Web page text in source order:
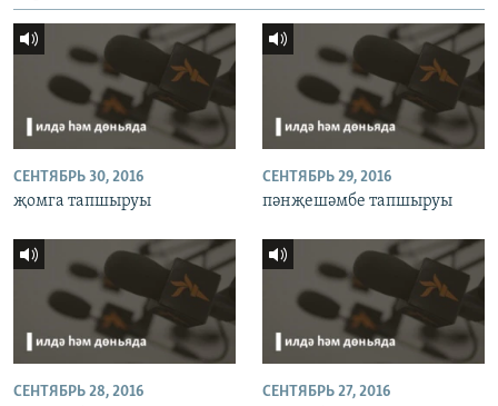
СЕНТЯБРЬ 30, 2016
җомга тапшыруы
СЕНТЯБРЬ 29, 2016
пәнҗешәмбе тапшыруы
СЕНТЯБРЬ 28, 2016 СЕНТЯБРЬ 27, 2016